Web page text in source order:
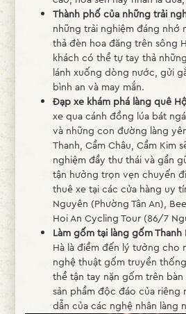
Thành phố của những trải
những trải nghiệm đáng nhớ
thả đèn hoa đăng trên sông
khách có thể tự tay thả
lánh xuống dòng nước, gửi
bình an và may mắn.
Đạp xe khám phá làng quê
xe qua cánh đồng lúa bát
và những con đường làng
Thanh, Cẩm Châu, Cẩm Kim
nghiệm đầy thư thái và gần
tận hưởng trọn vẹn chuyến
thuê xe tại các cửa hàng uy
Nguyên (Phường Tân An),
Hoi An Cycling Tour (86/7
Làm gốm tại làng gốm Thanh
Hà là điểm đến lý tưởng cho
nghệ thuật gốm truyền
thể tận tay nặn gốm trên
sản phẩm độc đáo của riêng
dẫn của các nghệ nhân làng